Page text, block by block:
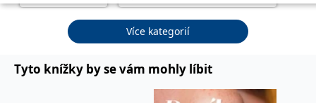
Osobní rozvoj a poznání (652)
Podnikání, ekonomie a finance (484)
Více kategorií
Tyto knížky by se vám mohly líbit
NEZBYTNÉ ANALYTICKÉ MARKETINGOVÉ
NEZAŘAZENÉ SOUBORY
Marketingové Funkční